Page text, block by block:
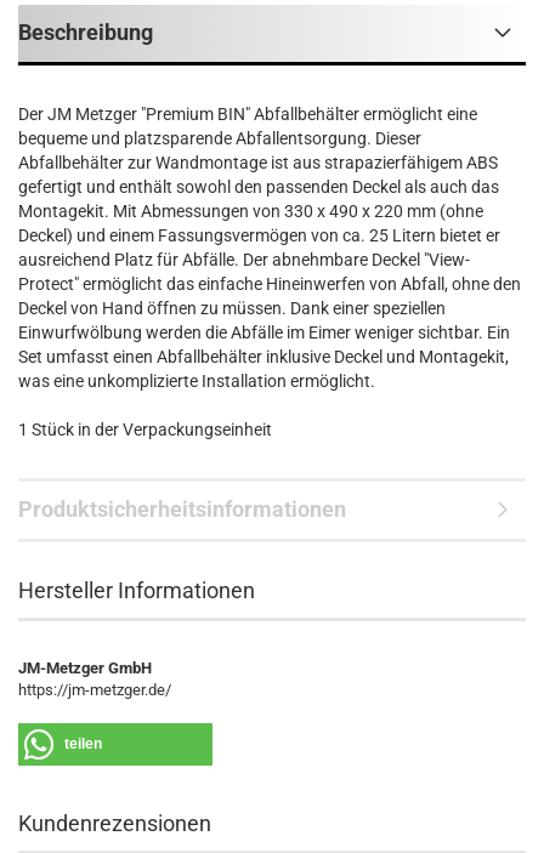
Beschreibung
Der JM Metzger "Premium BIN" Abfallbehälter ermöglicht eine
bequeme und platzsparende Abfallentsorgung. Dieser
Abfallbehälter zur Wandmontage ist aus strapazierfähigem ABS
gefertigt und enthält sowohl den passenden Deckel als auch das
Montagekit. Mit Abmessungen von 330 x 490 x 220 mm (ohne
Deckel) und einem Fassungsvermögen von ca. 25 Litern bietet er
ausreichend Platz für Abfälle. Der abnehmbare Deckel "View-
Protect" ermöglicht das einfache Hineinwerfen von Abfall, ohne den
Deckel von Hand öffnen zu müssen. Dank einer speziellen
Einwurfwölbung werden die Abfälle im Eimer weniger sichtbar. Ein
Set umfasst einen Abfallbehälter inklusive Deckel und Montagekit,
was eine unkomplizierte Installation ermöglicht.
1 Stück in der Verpackungseinheit
Produktsicherheitsinformationen
Hersteller Informationen
JM-Metzger GmbH
https://jm-metzger.de/
teilen
Kundenrezensionen